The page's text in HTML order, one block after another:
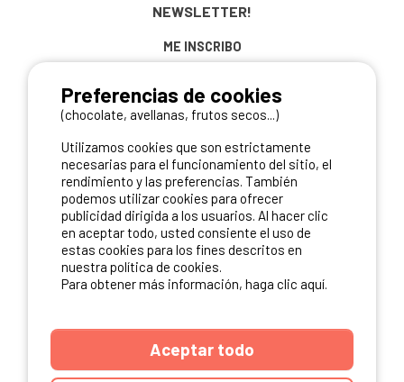
NEWSLETTER!
ME INSCRIBO
NUESTROS PARTNERS
Preferencias de cookies
(chocolate, avellanas, frutos secos...)
Utilizamos cookies que son estrictamente
necesarias para el funcionamiento del sitio, el
rendimiento y las preferencias. También
podemos utilizar cookies para ofrecer
publicidad dirigida a los usuarios. Al hacer clic
en aceptar todo, usted consiente el uso de
estas cookies para los fines descritos en
nuestra política de cookies.
Para obtener más información, haga clic aquí.
Aceptar todo